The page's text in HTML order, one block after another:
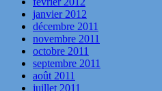
janvier 2012
décembre 2011
novembre 2011
octobre 2011
septembre 2011
août 2011
juillet 2011